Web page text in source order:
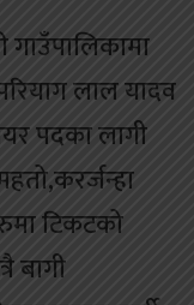
लाल यादव
पदका लागी
टिकटको
बागी